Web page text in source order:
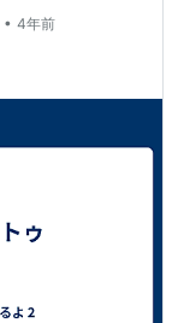
• 4年前